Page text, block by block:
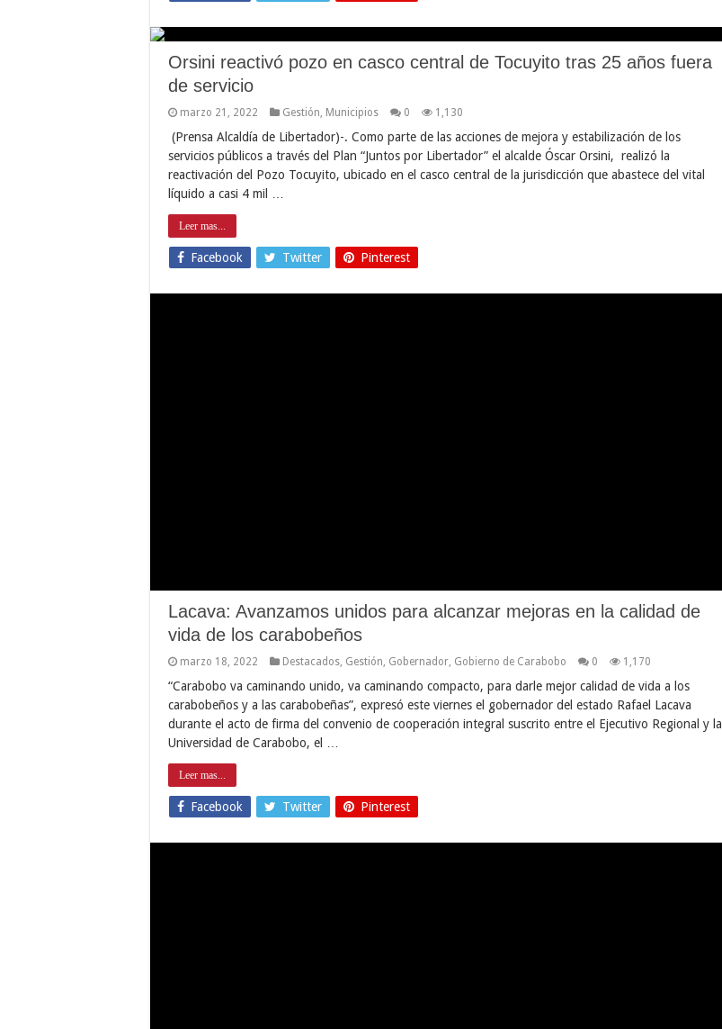
Orsini reactivó pozo en casco central de Tocuyito tras 25 años fuera
de servicio
marzo 21, 2022 Gestión Municipios 0 1,130
(Prensa Alcaldía de Libertador)-. Como parte de las acciones de mejora y estabilización de los
servicios públicos a través del Plan “Juntos por Libertador” el alcalde Óscar Orsini, realizó la
reactivación del Pozo Tocuyito, ubicado en el casco central de la jurisdicción que abastece del vital
líquido a casi 4 mil …
Leer mas...
Facebook Twitter Pinterest
Lacava: Avanzamos unidos para alcanzar mejoras en la calidad de
vida de los carabobeños
marzo 18, 2022 Destacados Gestión Gobernador Gobierno de Carabobo 0 1,170
“Carabobo va caminando unido, va caminando compacto, para darle mejor calidad de vida a los
carabobeños y a las carabobeñas”, expresó este viernes el gobernador del estado Rafael Lacava
durante el acto de firma del convenio de cooperación integral suscrito entre el Ejecutivo Regional y la
Universidad de Carabobo, el …
Leer mas...
Facebook Twitter Pinterest